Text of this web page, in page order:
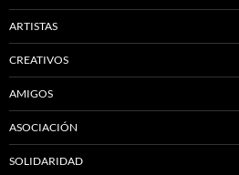
ARTISTAS
CREATIVOS
AMIGOS
ASOCIACIÓN
SOLIDARIDAD